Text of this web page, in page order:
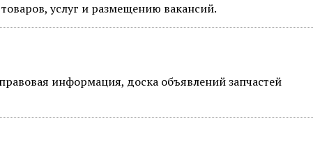
услуг и размещению вакансий.
информация, доска объявлений запчастей